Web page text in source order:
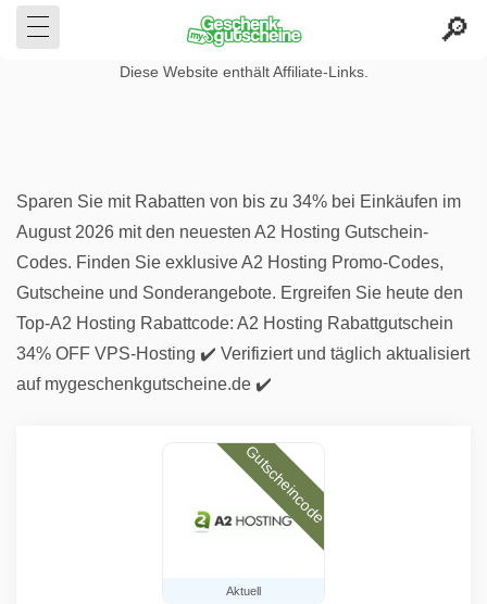
Diese Website enthält Affiliate-Links.
Sparen Sie mit Rabatten von bis zu 34% bei Einkäufen im
August 2026 mit den neuesten A2 Hosting Gutschein-
Codes. Finden Sie exklusive A2 Hosting Promo-Codes,
Gutscheine und Sonderangebote. Ergreifen Sie heute den
Top-A2 Hosting Rabattcode: A2 Hosting Rabattgutschein
34% OFF VPS-Hosting ✔️ Verifiziert und täglich aktualisiert
auf mygeschenkgutscheine.de ✔️
Aktuell
Gutscheincode